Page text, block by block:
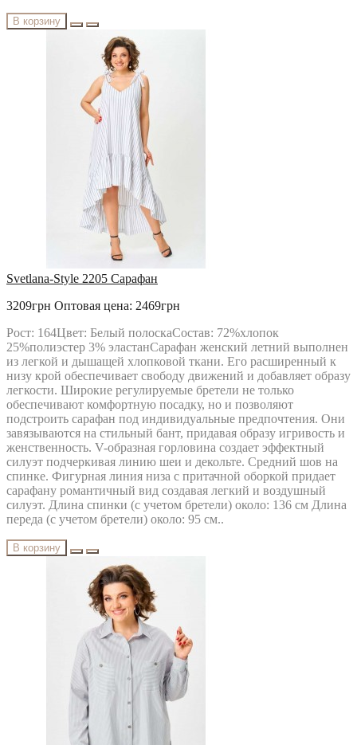
В корзину
Svetlana-Style 2205 Сарафан
3209грн Оптовая цена: 2469грн
Рост: 164Цвет: Белый полоскаСостав: 72%хлопок
25%полиэстер 3% эластанСарафан женский летний выполнен
из легкой и дышащей хлопковой ткани. Его расширенный к
низу крой обеспечивает свободу движений и добавляет образу
легкости. Широкие регулируемые бретели не только
обеспечивают комфортную посадку, но и позволяют
подстроить сарафан под индивидуальные предпочтения. Они
завязываются на стильный бант, придавая образу игривость и
женственность. V-образная горловина создает эффектный
силуэт подчеркивая линию шеи и декольте. Средний шов на
спинке. Фигурная линия низа с притачной оборкой придает
сарафану романтичный вид создавая легкий и воздушный
силуэт. Длина спинки (с учетом бретели) около: 136 см Длина
переда (с учетом бретели) около: 95 см..
В корзину